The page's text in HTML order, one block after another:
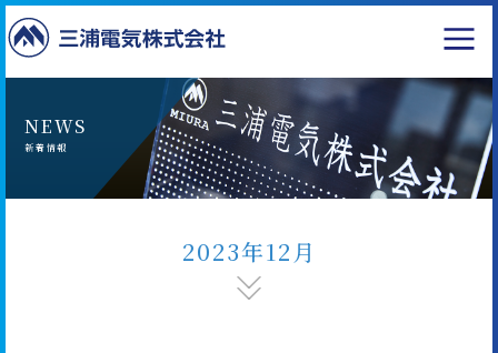
NEWS
新着情報
2023年12月